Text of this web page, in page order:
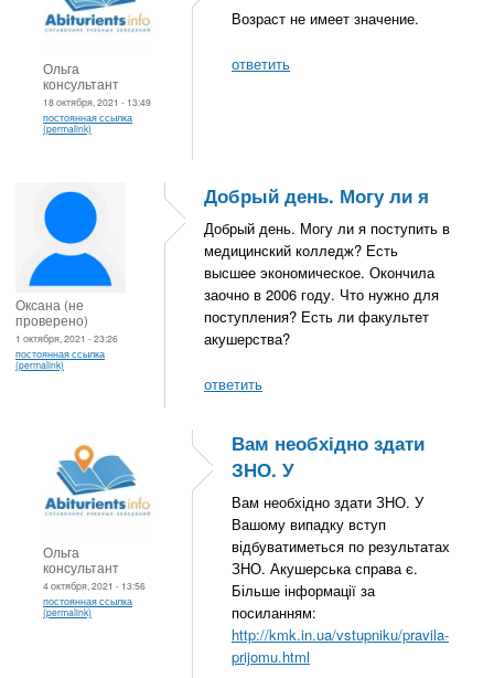
Ольга
консультант
18 октября, 2021 - 13:49
постоянная ссылка
(permalink)
Возраст не имеет значение.
ответить
Оксана (не
проверено)
1 октября, 2021 - 23:26
постоянная ссылка
(permalink)
Добрый день. Могу ли я
Добрый день. Могу ли я поступить в
медицинский колледж? Есть
высшее экономическое. Окончила
заочно в 2006 году. Что нужно для
поступления? Есть ли факультет
акушерства?
ответить
Ольга
консультант
4 октября, 2021 - 13:56
постоянная ссылка
(permalink)
Вам необхідно здати
ЗНО. У
Вам необхідно здати ЗНО. У
Вашому випадку вступ
відбуватиметься по результатах
ЗНО. Акушерська справа є.
Більше інформації за
посиланням:
http://kmk.in.ua/vstupniku/pravila-
prijomu.html